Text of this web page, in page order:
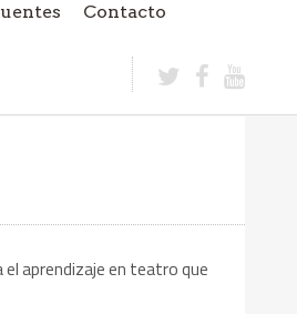
Contacto
aprendizaje en teatro que